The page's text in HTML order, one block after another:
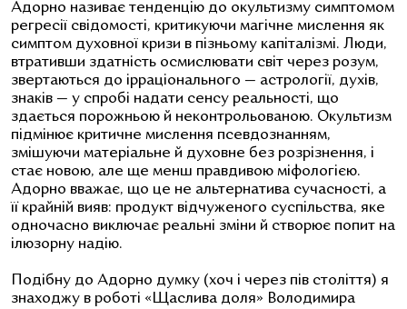
Адорно називає тенденцію до окультизму симптомом
регресії свідомості, критикуючи магічне мислення як
симптом духовної кризи в пізньому капіталізмі. Люди,
втративши здатність осмислювати світ через розум,
звертаються до ірраціонального — астрології, духів,
знаків — у спробі надати сенсу реальності, що
здається порожньою й неконтрольованою. Окультизм
підмінює критичне мислення псевдознанням,
змішуючи матеріальне й духовне без розрізнення, і
стає новою, але ще менш правдивою міфологією.
Адорно вважає, що це не альтернатива сучасності, а
її крайній вияв: продукт відчуженого суспільства, яке
одночасно виключає реальні зміни й створює попит на
ілюзорну надію.
Подібну до Адорно думку (хоч і через пів століття) я
знаходжу в роботі «Щаслива доля» Володимира